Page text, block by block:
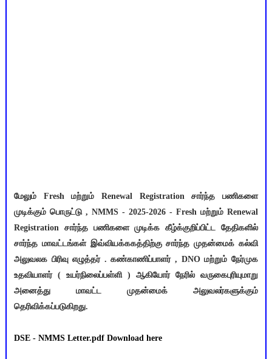
மேலும் Fresh மற்றும் Renewal Registration சார்ந்த பணிகளை
முடிக்கும் பொருட்டு , NMMS - 2025-2026 - Fresh மற்றும் Renewal
Registration சார்ந்த பணிகளை முடிக்க கீழ்க்குறிப்பிட்ட தேதிகளில்
சார்ந்த மாவட்டங்கள் இவ்வியக்ககத்திற்கு சார்ந்த முதன்மைக் கல்வி
அலுவலக பிரிவு எழுத்தர் . கண்காணிப்பாளர் , DNO மற்றும் நேர்முக
உதவியாளர் ( உயர்நிலைப்பள்ளி ) ஆகியோர் நேரில் வருகைபுரியுமாறு
அனைத்து மாவட்ட முதன்மைக் அலுவலர்களுக்கும்
தெரிவிக்கப்படுகிறது.
DSE - NMMS Letter.pdf Download here